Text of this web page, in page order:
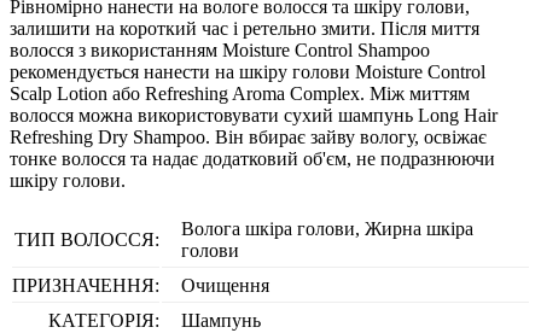
Рівномірно нанести на вологе волосся та шкіру голови,
залишити на короткий час і ретельно змити. Після миття
волосся з використанням Moisture Control Shampoo
рекомендується нанести на шкіру голови Moisture Control
Scalp Lotion або Refreshing Aroma Complex. Між миттям
волосся можна використовувати сухий шампунь Long Hair
Refreshing Dry Shampoo. Він вбирає зайву вологу, освіжає
тонке волосся та надає додатковий об'єм, не подразнюючи
шкіру голови.
ТИП ВОЛОССЯ:
Волога шкіра голови, Жирна шкіра
голови
ПРИЗНАЧЕННЯ:
Очищення
КАТЕГОРІЯ:
Шампунь